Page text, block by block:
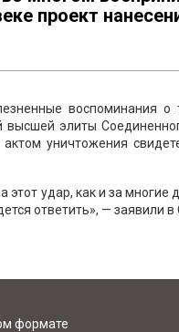
проект
воспоминания о
высшей элиты
уничтожения
удар, как и за многие
ответить», — заявили в
формате